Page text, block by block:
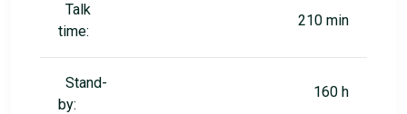
Talk
time:
210 min
Stand-
by:
160 h